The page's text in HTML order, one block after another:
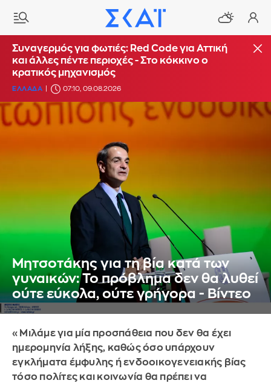
Συναγερμός για φωτιές: Red Code για Αττική
και άλλες πέντε περιοχές - Στο κόκκινο ο
κρατικός μηχανισμός
ΕΛΛΑΔΑ 07:10, 09.08.2026
Μητσοτάκης για τη βία κατά των
γυναικών: Το πρόβλημα δεν θα λυθεί
ούτε εύκολα, ούτε γρήγορα - Βίντεο
«Μιλάμε για μία προσπάθεια που δεν θα έχει
ημερομηνία λήξης, καθώς όσο υπάρχουν
εγκλήματα έμφυλης ή ενδοοικογενειακής βίας
τόσο πολίτες και κοινωνία θα πρέπει να